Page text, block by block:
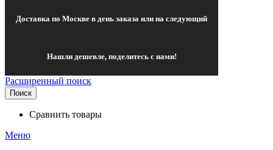
Доставка по Москве в день заказа или на следующий
Нашли дешевле, поделитесь с нами!
Расширенный поиск
Поиск
Сравнить товары
Меню